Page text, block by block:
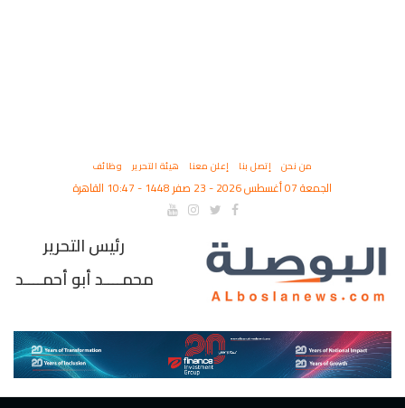
من نحن إتصل بنا إعلن معنا هيئة التحرير وظائف
الجمعة 07 أغسطس 2026 - 23 صفر 1448 - 10:47 القاهرة
رئيس التحرير
محمــــد أبو أحمــــد